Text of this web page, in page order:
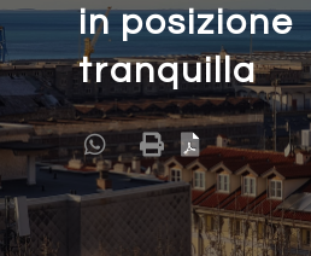
in posizione
tranquilla